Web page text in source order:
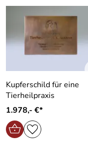
Kupferschild für eine
Tierheilpraxis
1.978,- €*